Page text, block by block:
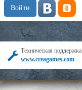
Техническая поддержка
www.creagames.com